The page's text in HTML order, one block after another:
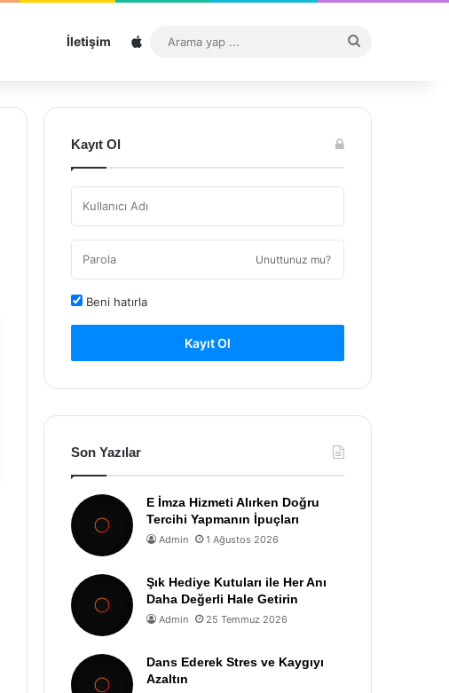
İletişim Sitemap
...
Kayıt Ol
Unuttunuz mu?
Beni hatırla
Kayıt Ol
Son Yazılar
E İmza Hizmeti Alırken Doğru
Tercihi Yapmanın İpuçları
Admin 1 Ağustos 2026
Şık Hediye Kutuları ile Her Anı
Daha Değerli Hale Getirin
Admin 25 Temmuz 2026
Dans Ederek Stres ve Kaygıyı
Azaltın